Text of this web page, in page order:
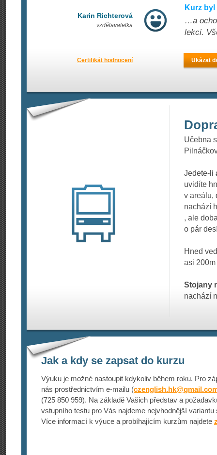
Karin Richterová
vzdělavatelka
Kurz
…a
lekci.
Certifikát hodnocení Ukázat
Učebna
Jedete-li
uvidíte
v areálu,
nachází
, ale
o pár
Hned
asi
Stojany
nachází
Jak a kdy se zapsat do kurzu
Výuku je možné nastoupit kdykoliv během roku. Pro
nás prostřednictvím e-mailu (czenglish.hk@
(725 850 959). Na základě Vašich představ a
vstupního testu pro Vás najdeme nejvhodnější variantu
Více informací k výuce a probíhajícím kurzům najdete